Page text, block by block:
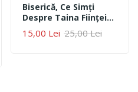
Biserică, Ce Simţi
Despre Taina Fiinţei
Tale?
15,00 Lei 25,00 Lei